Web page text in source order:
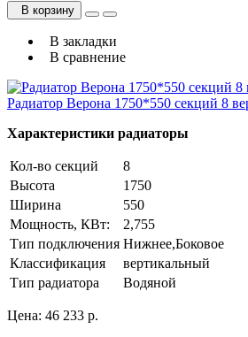
В корзину
В закладки
В сравнение
Радиатор Верона 1750*550 секций 8
Характеристики радиаторы
Кол-во секций
8
Высота
1750
Ширина
550
Мощность, КВт:
2,755
Тип подключения Нижнее,Боковое
Классификация
вертикальный
Тип радиатора
Водяной
Цена: 46 233 р.